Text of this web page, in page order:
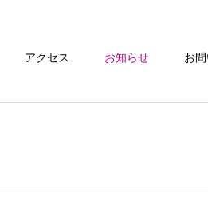
アクセス お知らせ お